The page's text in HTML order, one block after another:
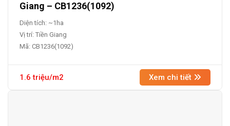
Giang – CB1236(1092)
Diện tích: ~1ha
Vị trí: Tiền Giang
Mã: CB1236(1092)
1.6 triệu/m2 Xem chi tiết